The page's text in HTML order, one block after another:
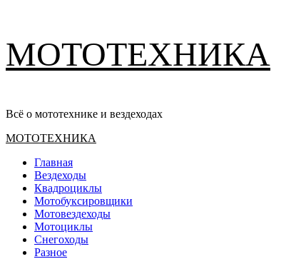
содержимому
МОТОТЕХНИКА
Всё о мототехнике и вездеходах
Основное
МОТОТЕХНИКА
Главная
Вездеходы
Квадроциклы
Мотобуксировщики
Мотовездеходы
Мотоциклы
Снегоходы
Разное